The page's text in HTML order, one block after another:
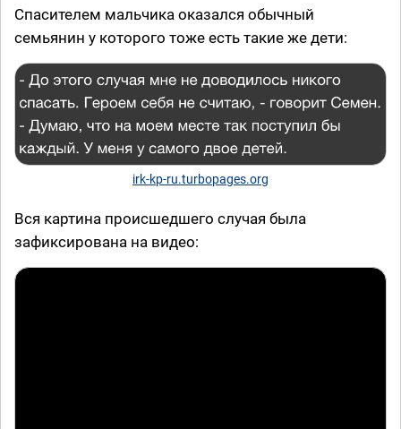
Спасителем мальчика оказался обычный
семьянин у которого тоже есть такие же дети:
irk-kp-ru.turbopages.org
Вся картина происшедшего случая была
зафиксирована на видео: